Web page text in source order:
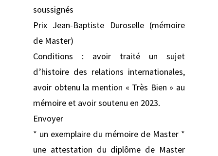
soussignés
Prix Jean-Baptiste Duroselle (mémoire
de Master)
Conditions : avoir traité un sujet
d’histoire des relations internationales,
avoir obtenu la mention « Très Bien » au
mémoire et avoir soutenu en 2023.
Envoyer
* un exemplaire du mémoire de Master *
une attestation du diplôme de Master